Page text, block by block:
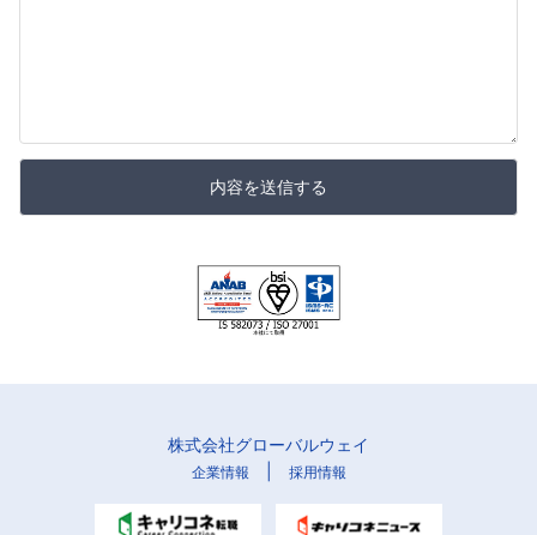
内容を送信する
株式会社グローバルウェイ
企業情報 採用情報